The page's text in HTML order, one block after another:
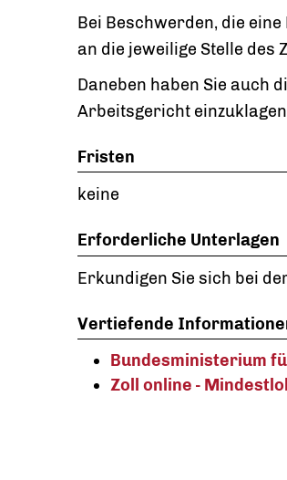
Bei Beschwerden, die
an die jeweilige Stelle des
Daneben haben Sie auch
Arbeitsgericht
Fristen
keine
Erforderliche Unterlagen
Erkundigen Sie sich bei
Vertiefende
Bundesministerium
Zoll online -